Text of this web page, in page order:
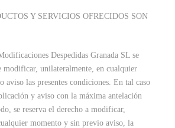
Y SERVICIOS OFRECIDOS SON
Despedidas Granada SL se
modificar, unilateralmente, en cualquier
aviso las presentes condiciones. En tal caso
y aviso con la máxima antelación
se reserva el derecho a modificar,
momento y sin previo aviso, la